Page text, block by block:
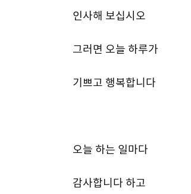
인사해 보십시오
그러면 오늘 하루가
기쁘고 행복합니다
오늘 하는 일마다
감사합니다 하고